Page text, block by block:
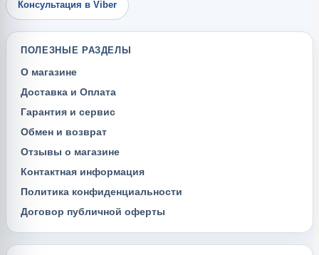
Консультация в Viber
ПОЛЕЗНЫЕ РАЗДЕЛЫ
О магазине
Доставка и Оплата
Гарантия и сервис
Обмен и возврат
Отзывы о магазине
Контактная информация
Политика конфиденциальности
Договор публичной оферты